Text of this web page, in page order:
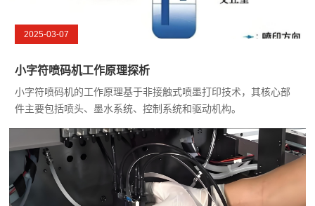
2025-03-07
小字符喷码机工作原理探析
小字符喷码机的工作原理基于非接触式喷墨打印技术，其核心部
件主要包括喷头、墨水系统、控制系统和驱动机构。